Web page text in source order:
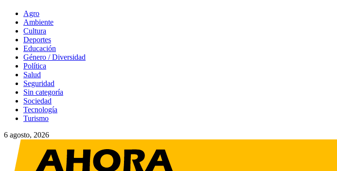
Agro
Ambiente
Cultura
Deportes
Educación
Género / Diversidad
Política
Salud
Seguridad
Sin categoría
Sociedad
Tecnología
Turismo
6 agosto, 2026